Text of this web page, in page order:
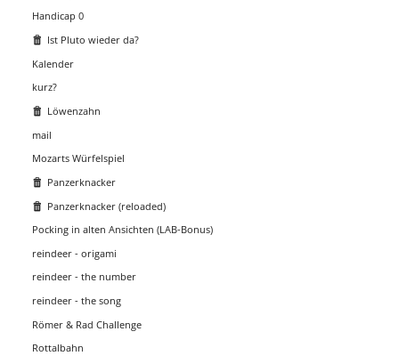
Handicap 0
Ist Pluto wieder da?
Kalender
kurz?
Löwenzahn
mail
Mozarts Würfelspiel
Panzerknacker
Panzerknacker (reloaded)
Pocking in alten Ansichten (LAB-Bonus)
reindeer - origami
reindeer - the number
reindeer - the song
Römer & Rad Challenge
Rottalbahn